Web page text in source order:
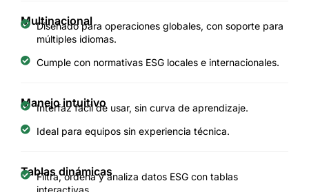
Multinacional
Diseñado para operaciones globales, con soporte para
múltiples idiomas.
Cumple con normativas ESG locales e internacionales.
Manejo intuitivo
Interfaz fácil de usar, sin curva de aprendizaje.
Ideal para equipos sin experiencia técnica.
Tablas dinámicas
Filtra, ordena y analiza datos ESG con tablas
interactivas.